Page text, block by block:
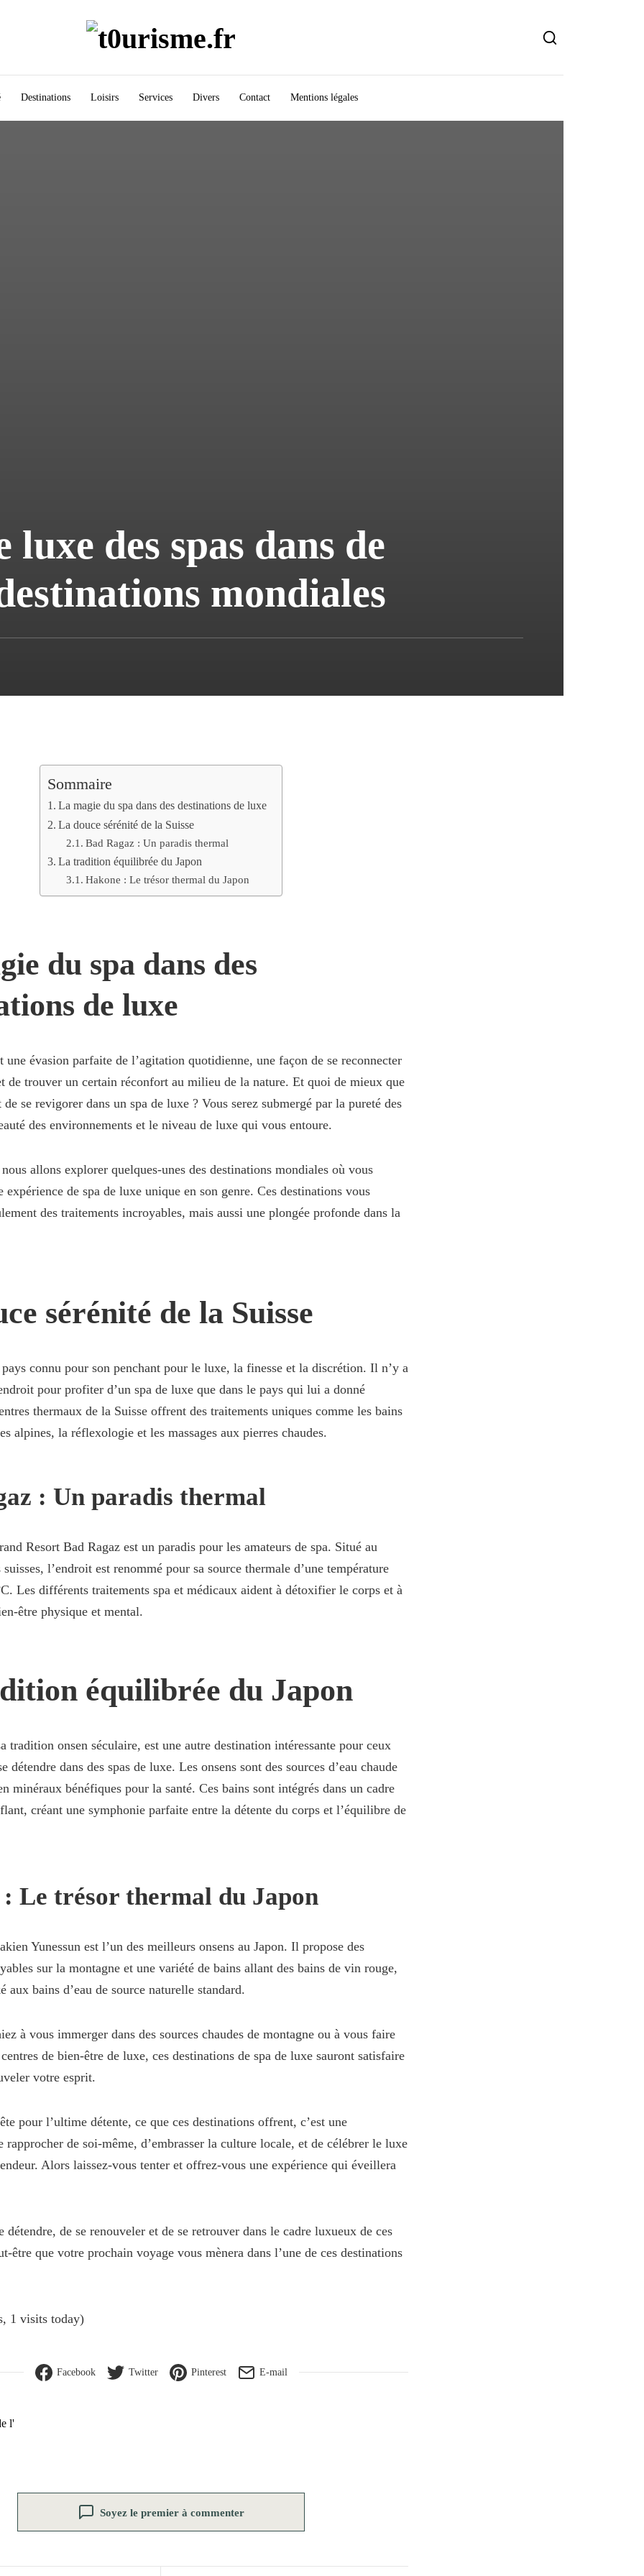
Destinations Loisirs Services Divers Contact Mentions légales
des spas dans de
mondiales
Sommaire
La magie du spa dans des destinations de luxe
La douce sérénité de la Suisse
Bad Ragaz : Un paradis thermal
La tradition équilibrée du Japon
Hakone : Le trésor thermal du Japon
du spa dans des
de luxe
une évasion parfaite de l’agitation quotidienne, une façon de se reconnecter
de trouver un certain réconfort au milieu de la nature. Et quoi de mieux que
de se revigorer dans un spa de luxe ? Vous serez submergé par la pureté des
des environnements et le niveau de luxe qui vous entoure.
allons explorer quelques-unes des destinations mondiales où vous
expérience de spa de luxe unique en son genre. Ces destinations vous
des traitements incroyables, mais aussi une plongée profonde dans la
sérénité de la Suisse
connu pour son penchant pour le luxe, la finesse et la discrétion. Il n’y a
pour profiter d’un spa de luxe que dans le pays qui lui a donné
thermaux de la Suisse offrent des traitements uniques comme les bains
alpines, la réflexologie et les massages aux pierres chaudes.
: Un paradis thermal
Resort Bad Ragaz est un paradis pour les amateurs de spa. Situé au
l’endroit est renommé pour sa source thermale d’une température
Les différents traitements spa et médicaux aident à détoxifier le corps et à
être physique et mental.
équilibrée du Japon
tradition onsen séculaire, est une autre destination intéressante pour ceux
détendre dans des spas de luxe. Les onsens sont des sources d’eau chaude
minéraux bénéfiques pour la santé. Ces bains sont intégrés dans un cadre
créant une symphonie parfaite entre la détente du corps et l’équilibre de
Le trésor thermal du Japon
Yunessun est l’un des meilleurs onsens au Japon. Il propose des
sur la montagne et une variété de bains allant des bains de vin rouge,
aux bains d’eau de source naturelle standard.
à vous immerger dans des sources chaudes de montagne ou à vous faire
centres de bien-être de luxe, ces destinations de spa de luxe sauront satisfaire
votre esprit.
pour l’ultime détente, ce que ces destinations offrent, c’est une
rapprocher de soi-même, d’embrasser la culture locale, et de célébrer le luxe
Alors laissez-vous tenter et offrez-vous une expérience qui éveillera
détendre, de se renouveler et de se retrouver dans le cadre luxueux de ces
être que votre prochain voyage vous mènera dans l’une de ces destinations
1 visits today)
Facebook Twitter Pinterest E-mail
l'
Soyez le premier à commenter